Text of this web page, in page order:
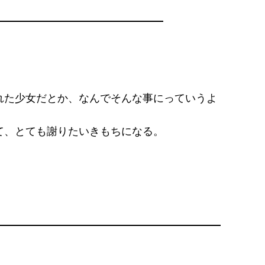
少女だとか、なんでそんな事にっていうよ
とても謝りたいきもちになる。